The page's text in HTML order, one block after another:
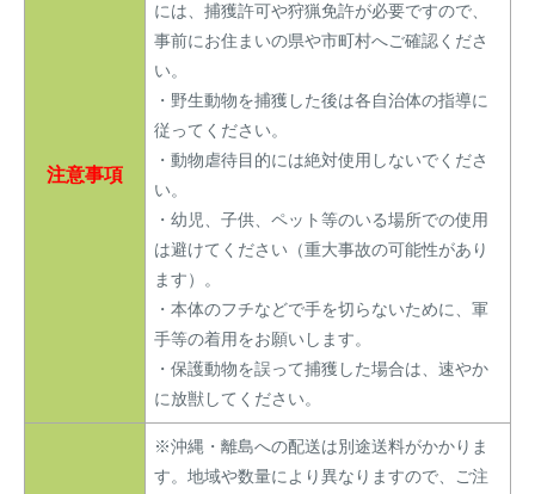
注意事項
には、捕獲許可や狩猟免許が必要ですので、
事前にお住まいの県や市町村へご確認くださ
い。
・野生動物を捕獲した後は各自治体の指導に
従ってください。
・動物虐待目的には絶対使用しないでくださ
い。
・幼児、子供、ペット等のいる場所での使用
は避けてください（重大事故の可能性があり
ます）。
・本体のフチなどで手を切らないために、軍
手等の着用をお願いします。
・保護動物を誤って捕獲した場合は、速やか
に放獣してください。
※沖縄・離島への配送は別途送料がかかりま
す。地域や数量により異なりますので、ご注